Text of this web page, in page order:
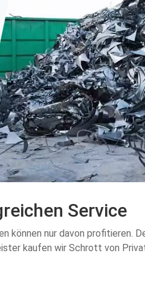
Service
können nur davon profitieren.
kaufen wir Schrott von Privat